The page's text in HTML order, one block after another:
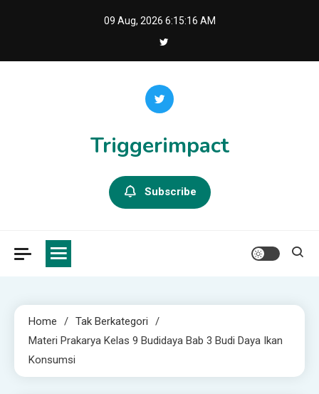
09 Aug, 2026 6:15:17 AM
Triggerimpact
Subscribe
Home
Tak Berkategori
Materi Prakarya Kelas 9 Budidaya Bab 3 Budi Daya Ikan
Konsumsi